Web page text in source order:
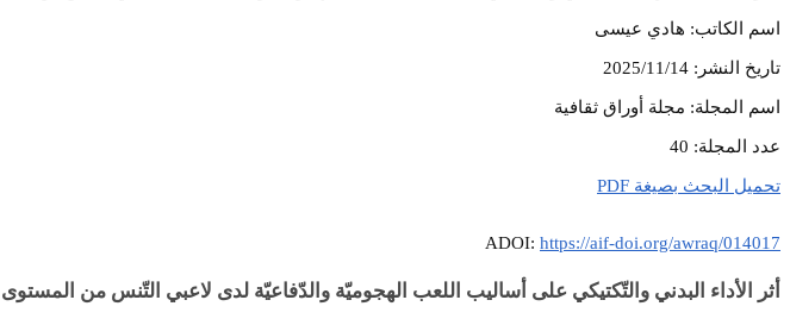
اسم الكاتب: هادي عيسى
تاريخ النشر: 2025/11/14
اسم المجلة: مجلة أوراق ثقافية
عدد المجلة: 40
تحميل البحث بصيغة PDF
ADOI: https://aif-doi.org/awraq/014017
أثر الأداء البدني والتّكتيكي على أساليب اللعب الهجوميّة والدّفاعيّة لدى لاعبي التّنس من